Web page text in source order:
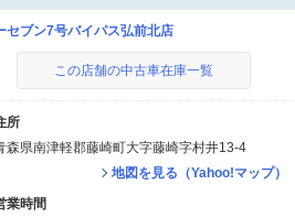
セブン7号バイパス弘前北店
この店舗の中古車在庫一覧
所
森県南津軽郡藤崎町大字藤崎字村井13-4
地図を見る（Yahoo!マップ）
業時間